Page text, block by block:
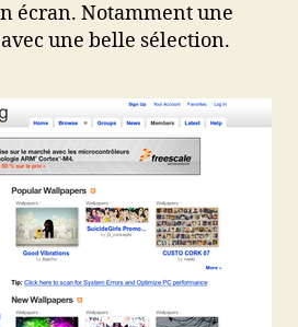
écran. Notamment une
une belle sélection.